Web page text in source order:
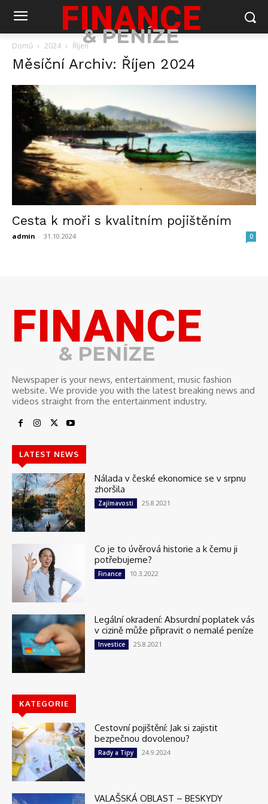
FINANCE
& PENÍZE
Domů 2024 Říjen
Měsíční Archiv: Říjen 2024
Cesta k moři s kvalitním pojištěním
admin - 31.10.2024 0
FINANCE
& PENÍZE
Newspaper is your news, entertainment, music fashion
website. We provide you with the latest breaking news and
videos straight from the entertainment industry.
LATEST NEWS
Nálada v české ekonomice se v srpnu
zhoršila
Zajímavosti 25.8.2021
Co je to úvěrová historie a k čemu ji
potřebujeme?
Finance 10.3.2022
Legální okradení: Absurdní poplatek vás
v cizině může připravit o nemalé peníze
Investice 25.8.2021
KATEGORIE
Cestovní pojištění: Jak si zajistit
bezpečnou dovolenou?
Rady a Tipy 24.9.2024
VALAŠSKÁ OBLAST – BESKYDY